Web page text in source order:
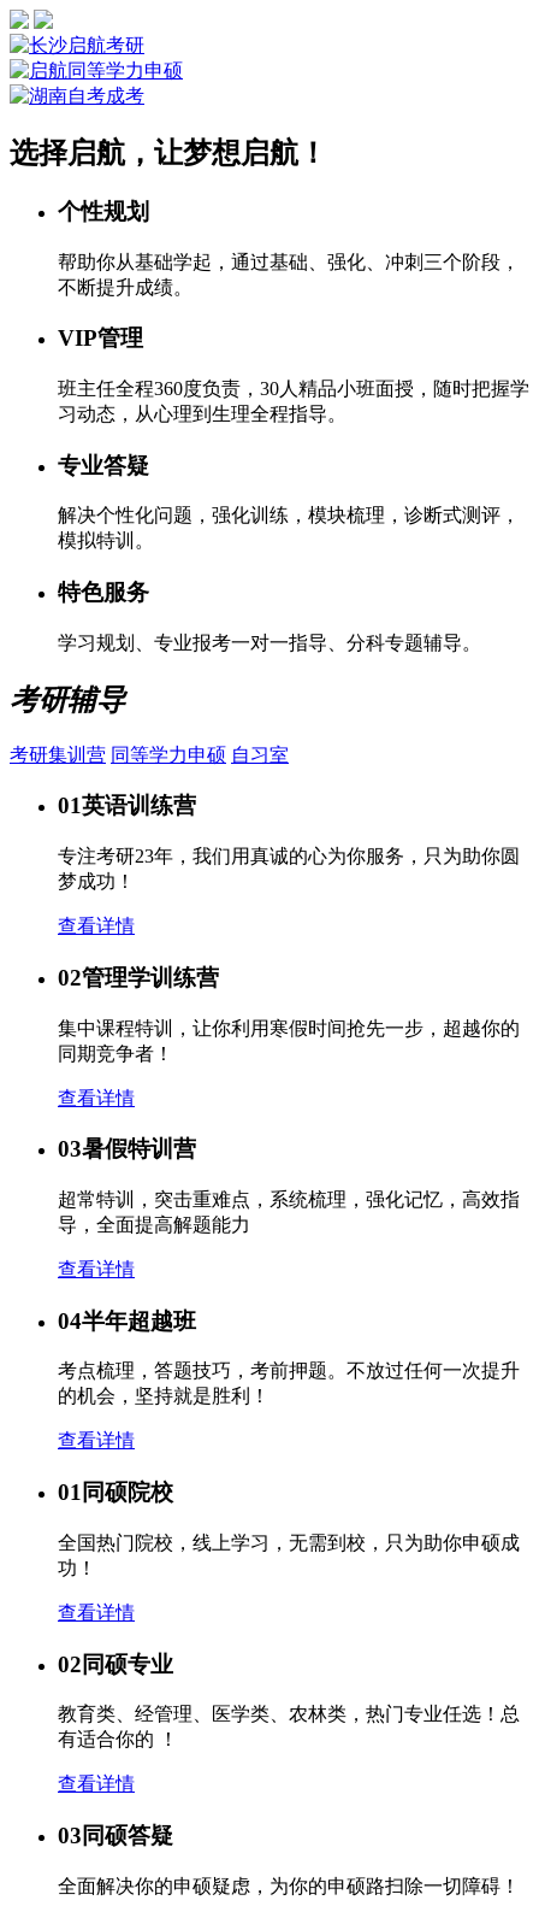
选择启航，让梦想启航！
个性规划
帮助你从基础学起，通过基础、强化、冲刺三个阶段，
不断提升成绩。
VIP管理
班主任全程360度负责，30人精品小班面授，随时把握学
习动态，从心理到生理全程指导。
专业答疑
解决个性化问题，强化训练，模块梳理，诊断式测评，
模拟特训。
特色服务
学习规划、专业报考一对一指导、分科专题辅导。
考研辅导
考研集训营 同等学力申硕 自习室
01英语训练营
专注考研23年，我们用真诚的心为你服务，只为助你圆
梦成功！
查看详情
02管理学训练营
集中课程特训，让你利用寒假时间抢先一步，超越你的
同期竞争者！
查看详情
03暑假特训营
超常特训，突击重难点，系统梳理，强化记忆，高效指
导，全面提高解题能力
查看详情
04半年超越班
考点梳理，答题技巧，考前押题。不放过任何一次提升
的机会，坚持就是胜利！
查看详情
01 同硕院校
全国热门院校，线上学习，无需到校，只为助你申硕成
功！
查看详情
02同硕专业
教育类、经管理、医学类、农林类，热门专业任选！总
有适合你的 ！
查看详情
03 同硕答疑
全面解决你的申硕疑虑，为你的申硕路扫除一切障碍！